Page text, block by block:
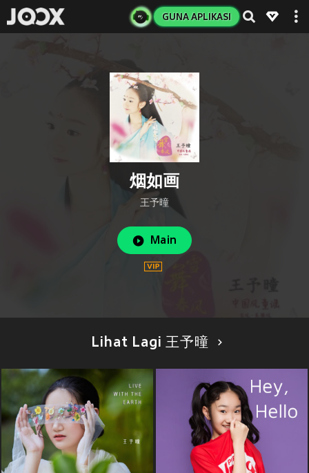
GUNA APLIKASI
烟如画
王予曈
Main
Lihat Lagi 王予曈